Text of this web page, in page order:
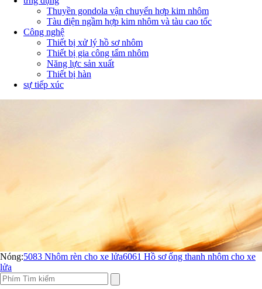
Thuyền gondola vận chuyển hợp kim nhôm
Tàu điện ngầm hợp kim nhôm và tàu cao tốc
Công nghệ
Thiết bị xử lý hồ sơ nhôm
Thiết bị gia công tấm nhôm
Năng lực sản xuất
Thiết bị hàn
sự tiếp xúc
Nóng:5083 Nhôm rèn cho xe lửa6061 Hồ sơ ống thanh nhôm cho xe
lửa